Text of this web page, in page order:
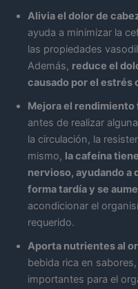
Alivia el dolor de
ayuda a minimizar la
las propiedades
Además, reduce el
causado por el estrés
Mejora el rendimiento
antes de realizar
la circulación, la
mismo, la cafeína
nervioso, ayudando a
forma tardía y se
acondicionar el
requerido.
Aporta nutrientes al
bebida rica en
importantes para el